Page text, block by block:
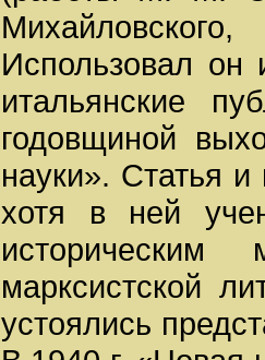
Использовал он
итальянские
годовщиной
науки». Статья
хотя в ней
марксистской
устоялись